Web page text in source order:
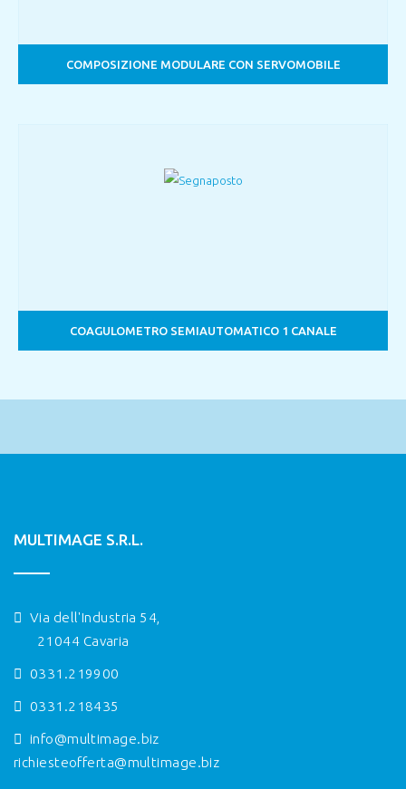
COMPOSIZIONE MODULARE CON SERVOMOBILE
COAGULOMETRO SEMIAUTOMATICO 1 CANALE
MULTIMAGE S.R.L.
Via dell'Industria 54,
21044 Cavaria
0331.219900
0331.218435
info@multimage.biz
richiesteofferta@multimage.biz